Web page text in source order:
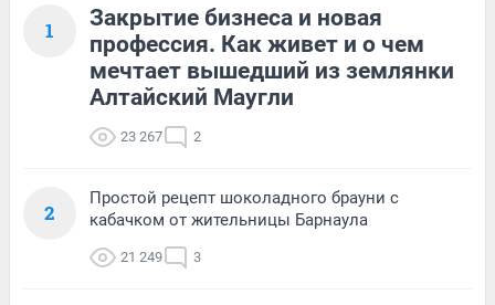
1
Закрытие бизнеса и новая
профессия. Как живет и о чем
мечтает вышедший из землянки
Алтайский Маугли
23 267 2
2
Простой рецепт шоколадного брауни с
кабачком от жительницы Барнаула
21 249 3